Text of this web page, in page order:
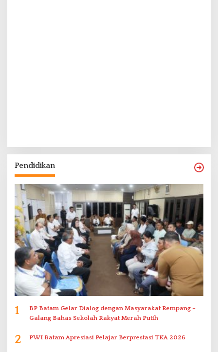
Pendidikan
1
BP Batam Gelar Dialog dengan Masyarakat Rempang –
Galang Bahas Sekolah Rakyat Merah Putih
2 PWI Batam Apresiasi Pelajar Berprestasi TKA 2026